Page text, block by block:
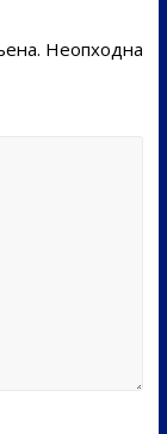
Неопходна